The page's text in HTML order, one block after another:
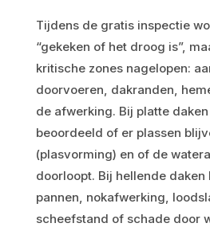
Tijdens de gratis inspectie
“gekeken of het droog is”,
kritische zones nagelopen:
doorvoeren, dakranden,
de afwerking. Bij platte
beoordeeld of er plassen
(plasvorming) en of de
doorloopt. Bij hellende daken
pannen, nokafwerking,
scheefstand of schade door